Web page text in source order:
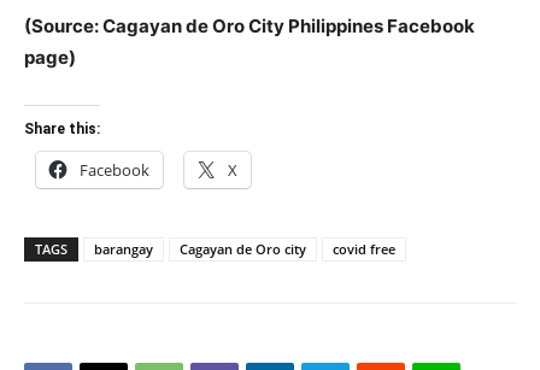
(Source: Cagayan de Oro City Philippines Facebook
page)
Share this:
Facebook X
TAGS barangay Cagayan de Oro city covid free